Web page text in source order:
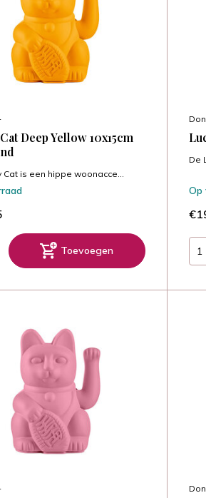
Deep Yellow 10x15cm
Cat is een hippe woonacce...
Toevoegen
De
Op